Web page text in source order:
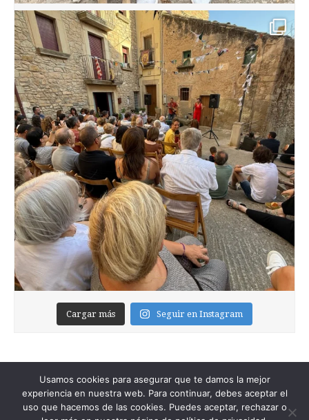
Cargar más Seguir en Instagram
Usamos cookies para asegurar que te damos la mejor
experiencia en nuestra web. Para continuar, debes aceptar el
uso que hacemos de las cookies. Puedes aceptar, rechazar o